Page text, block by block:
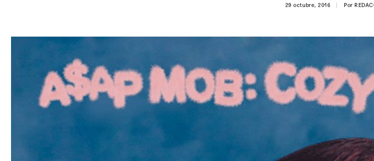
29 octubre, 2016 Por